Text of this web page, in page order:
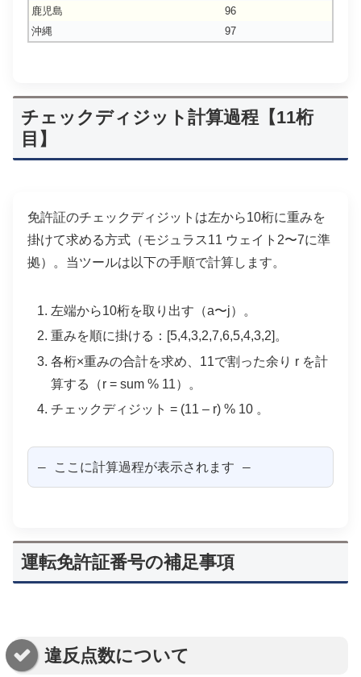
鹿児島
96
沖縄
97
チェックディジット計算過程【11桁
目】
免許証のチェックディジットは左から10桁に重みを
掛けて求める方式（モジュラス11 ウェイト2〜7に準
拠）。当ツールは以下の手順で計算します。
左端から10桁を取り出す（a〜j）。
重みを順に掛ける：[5,4,3,2,7,6,5,4,3,2]。
各桁×重みの合計を求め、11で割った余り r を計
算する（r = sum % 11）。
チェックディジット = (11 – r) % 10 。
— ここに計算過程が表示されます —
運転免許証番号の補足事項
違反点数について